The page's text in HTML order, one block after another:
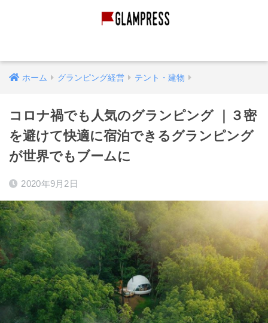
ホーム グランピング経営 テント・建物
コロナ禍でも人気のグランピング ｜３密
を避けて快適に宿泊できるグランピング
が世界でもブームに
2020年9月2日